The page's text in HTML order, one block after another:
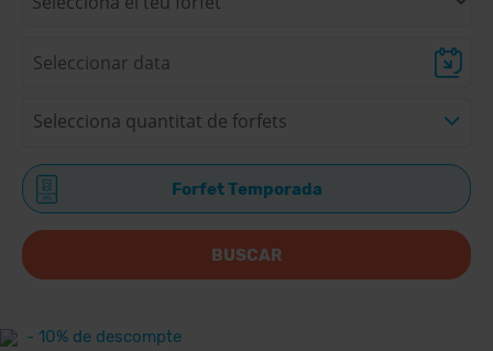
Selecciona quantitat de forfets
Forfet Temporada
BUSCAR